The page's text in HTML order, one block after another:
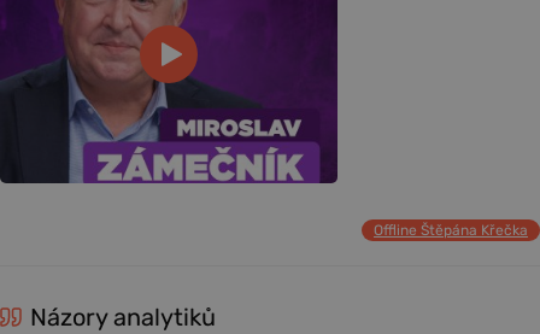
Offline Štěpána Křečka
Názory analytiků